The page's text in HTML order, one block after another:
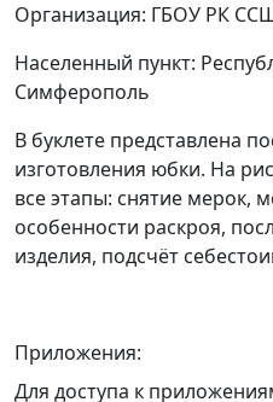
Организация: ГБОУ РК
Населенный пункт:
Симферополь
В буклете представлена
изготовления юбки. На
все этапы: снятие мерок,
особенности раскроя,
изделия, подсчёт
Приложения:
Для доступа к